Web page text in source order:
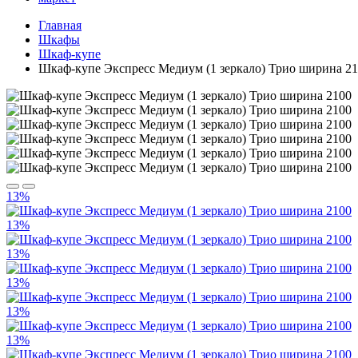
Главная
Шкафы
Шкаф-купе
Шкаф-купе Экспресс Медиум (1 зеркало) Трио ширина
13%
13%
13%
13%
13%
13%